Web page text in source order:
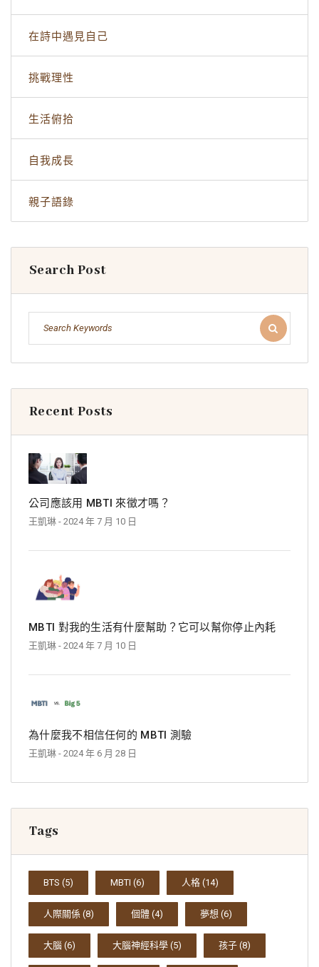
在詩中遇見自己
挑戰理性
生活俯拾
自我成長
親子語錄
Search Post
Recent Posts
公司應該用 MBTI 來徵才嗎？
王凱琳 - 2024 年 7 月 10 日
MBTI 對我的生活有什麼幫助？它可以幫你停止內耗
王凱琳 - 2024 年 7 月 10 日
為什麼我不相信任何的 MBTI 測驗
王凱琳 - 2024 年 6 月 28 日
Tags
BTS (5) MBTI (6) 人格 (14)
人際關係 (8) 個體 (4) 夢想 (6)
大腦 (6) 大腦神經科學 (5) 孩子 (8)